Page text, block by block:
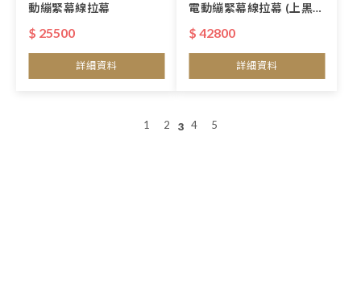
動繃緊幕線拉幕
$ 25500
詳細資料
電動繃緊幕線拉幕 (上黑
計)
$ 42800
詳細資料
1 2 3 4 5